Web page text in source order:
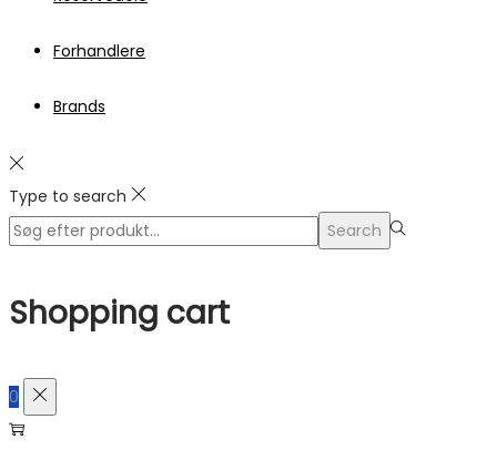
Forhandlere
Brands
Type to search
Search
Search
Shopping cart
0